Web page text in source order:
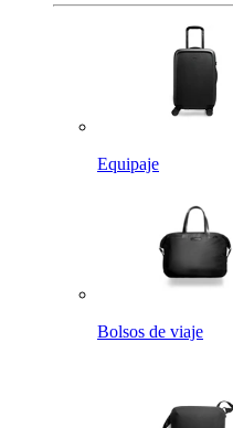
Equipaje
Bolsos de viaje